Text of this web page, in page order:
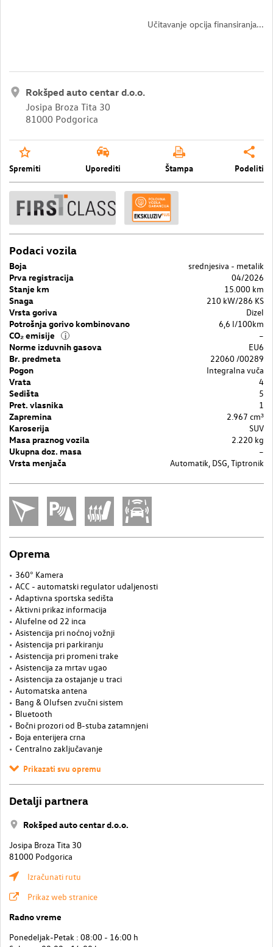
Učitavanje opcija finansiranja...
Rokšped auto centar d.o.o.
Josipa Broza Tita 30
81000 Podgorica
Spremiti Uporediti Štampa Podeliti
Podaci vozila
Boja
srednjesiva - metalik
Prva registracija
04/2026
Stanje km
15.000 km
Snaga
210 kW/286 KS
Vrsta goriva
Dizel
Potrošnja gorivo kombinovano
6,6 l/100km
CO₂ emisije
i
–
Norme izduvnih gasova
EU6
Br. predmeta
22060 /00289
Pogon
Integralna vuča
Vrata
4
Sedišta
5
Pret. vlasnika
1
Zapremina
2.967 cm³
Karoserija
SUV
Masa praznog vozila
2.220 kg
Ukupna doz. masa
–
Vrsta menjača
Automatik, DSG, Tiptronik
Oprema
360° Kamera
ACC - automatski regulator udaljenosti
Adaptivna sportska sedišta
Aktivni prikaz informacija
Alufelne od 22 inca
Asistencija pri noćnoj vožnji
Asistencija pri parkiranju
Asistencija pri promeni trake
Asistencija za mrtav ugao
Asistencija za ostajanje u traci
Automatska antena
Bang & Olufsen zvučni sistem
Bluetooth
Bočni prozori od B-stuba zatamnjeni
Boja enterijera crna
Centralno zaključavanje
Prikazati svu opremu
Detalji partnera
Rokšped auto centar d.o.o.
Josipa Broza Tita 30
81000 Podgorica
Izračunati rutu
Prikaz web stranice
Radno vreme
Ponedeljak-Petak : 08:00 - 16:00 h